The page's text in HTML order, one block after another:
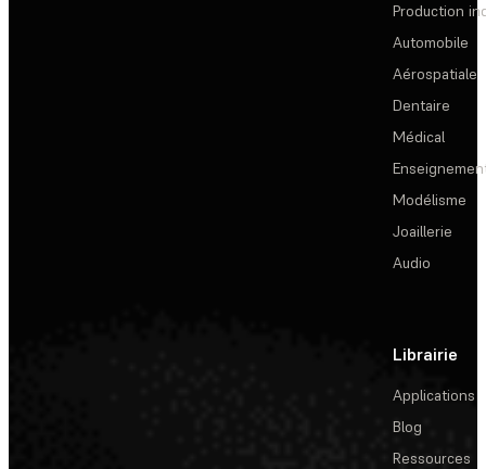
Production
Automobile
Aérospatiale
Dentaire
Médical
Modélisme
Joaillerie
Audio
Librairie
Applications
Blog
Ressources